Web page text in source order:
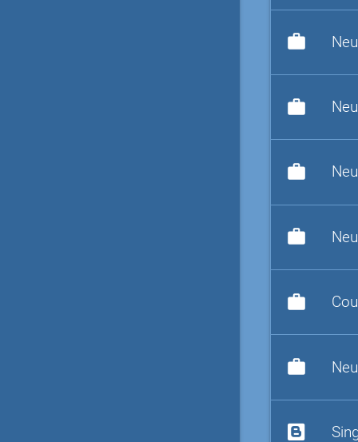
work
work
work
work
work
work